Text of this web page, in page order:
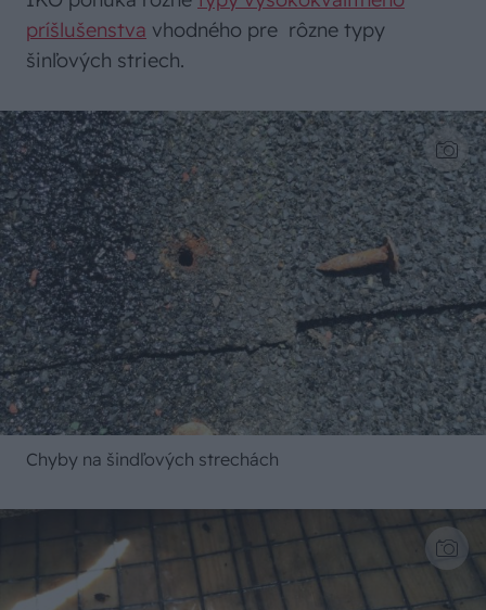
príšlušenstva vhodného pre rôzne typy
šinľových striech.
Chyby na šindľových strechách